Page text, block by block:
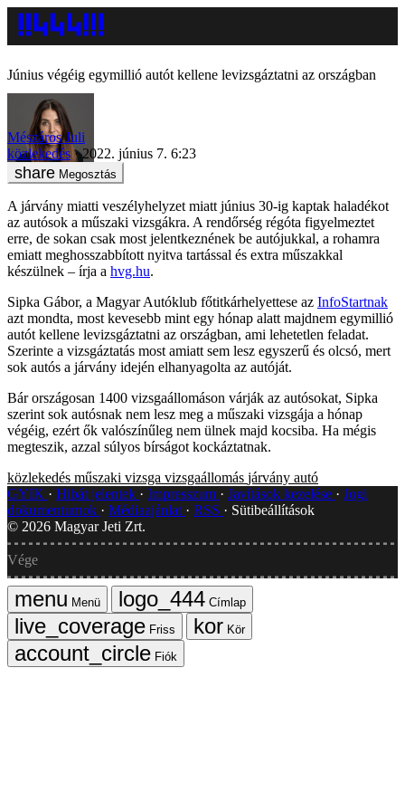
Június végéig egymillió autót kellene levizsgáztatni az országban
Mészáros Juli
közlekedés
2022. június 7. 6:23
Megosztás
A járvány miatti veszélyhelyzet miatt június 30-ig kaptak haladékot
az autósok a műszaki vizsgákra. A rendőrség régóta figyelmeztet
erre, de sokan csak most jelentkeznének be autójukkal, a rohamra
emiatt meghosszabbított nyitva tartással és extra műszakkal
készülnek – írja a hvg.hu.
Sipka Gábor, a Magyar Autóklub főtitkárhelyettese az InfoStartnak
azt mondta, most kevesebb mint egy hónap alatt majdnem egymillió
autót kellene levizsgáztatni az országban, ami lehetetlen feladat.
Szerinte a vizsgáztatás most amiatt sem lesz egyszerű és olcsó, mert
sok autós a járvány idején elhanyagolta az autóját.
Bár országosan 1400 vizsgaállomáson várják az autósokat, Sipka
szerint sok autósnak nem lesz meg a műszaki vizsgája a hónap
végéig, ezért ők valószínűleg nem ülnek majd kocsiba. Ha mégis
megteszik, azzal súlyos bírságot kockáztatnak.
közlekedés műszaki vizsga vizsgaállomás járvány autó
GYIK
Hibát jelentek Impresszum Javítások kezelése
Jogi
dokumentumok
Médiaajánlat RSS
Sütibeállítások
© 2026 Magyar Jeti Zrt.
Vége
Menü
Címlap
Friss
Kör
Fiók